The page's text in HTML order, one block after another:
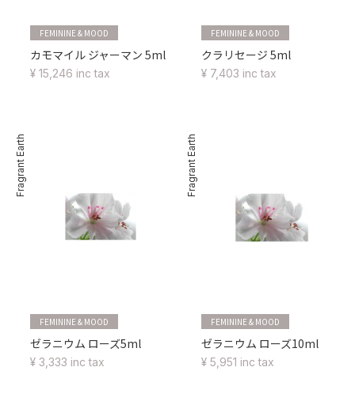
FEMININE & MOOD
カモマイル ジャーマン 5ml
¥ 15,246 inc tax
FEMININE & MOOD
クラリセージ 5ml
¥ 7,403 inc tax
Fragrant Earth
FEMININE & MOOD
ゼラニウム ローズ5ml
¥ 3,333 inc tax
Fragrant Earth
FEMININE & MOOD
ゼラニウム ローズ10ml
¥ 5,951 inc tax